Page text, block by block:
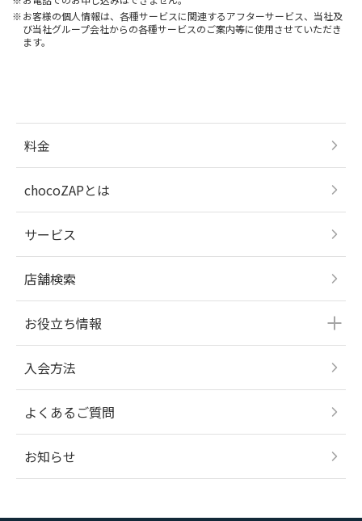
お客様の個人情報は、各種サービスに関連するアフターサービス、当社及
び当社グループ会社からの各種サービスのご案内等に使用させていただき
ます。
料金
chocoZAPとは
サービス
店舗検索
お役立ち情報
入会方法
よくあるご質問
お知らせ